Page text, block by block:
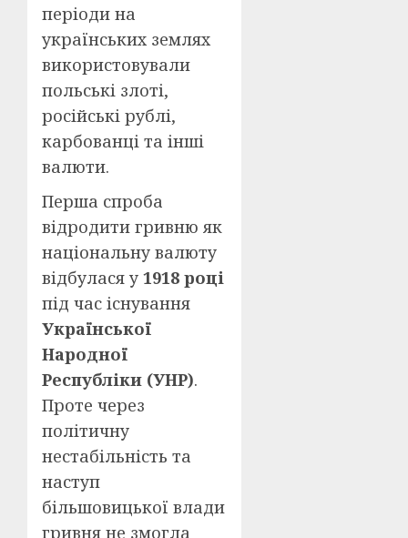
періоди на
українських землях
використовували
польські злоті,
російські рублі,
карбованці та інші
валюти.
Перша спроба
відродити гривню як
національну валюту
відбулася у 1918 році
під час існування
Української
Народної
Республіки (УНР).
Проте через
політичну
нестабільність та
наступ
більшовицької влади
гривня не змогла